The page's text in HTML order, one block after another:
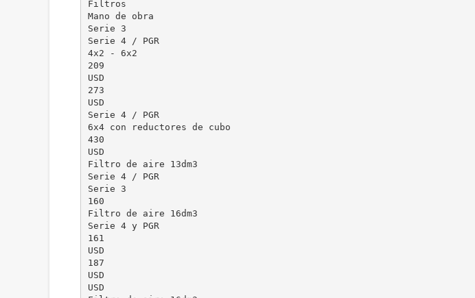
Filtros
Mano de obra
Serie 3
Serie 4 / PGR
4x2 - 6x2
209
USD
273
USD
Serie 4 / PGR
6x4 con reductores de cubo
430
USD
Filtro de aire 13dm3
Serie 4 / PGR
Serie 3
160
Filtro de aire 16dm3
Serie 4 y PGR
161
USD
187
USD
USD